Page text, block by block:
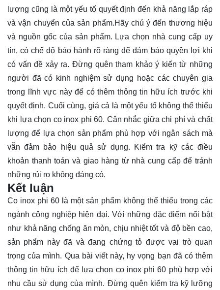
lượng cũng là một yếu tố quyết định đến khả năng lắp ráp
và vận chuyển của sản phẩm.Hãy chú ý đến thương hiệu
và nguồn gốc của sản phẩm. Lựa chọn nhà cung cấp uy
tín, có chế độ bảo hành rõ ràng để đảm bảo quyền lợi khi
có vấn đề xảy ra. Đừng quên tham khảo ý kiến từ những
người đã có kinh nghiệm sử dụng hoặc các chuyên gia
trong lĩnh vực này để có thêm thông tin hữu ích trước khi
quyết định. Cuối cùng, giá cả là một yếu tố không thể thiếu
khi lựa chọn co inox phi 60. Cân nhắc giữa chi phí và chất
lượng để lựa chọn sản phẩm phù hợp với ngân sách mà
vẫn đảm bảo hiệu quả sử dụng. Kiểm tra kỹ các điều
khoản thanh toán và giao hàng từ nhà cung cấp để tránh
những rủi ro không đáng có.
Kết luận
Co inox phi 60 là một sản phẩm không thể thiếu trong các
ngành công nghiệp hiện đại. Với những đặc điểm nổi bật
như khả năng chống ăn mòn, chịu nhiệt tốt và độ bền cao,
sản phẩm này đã và đang chứng tỏ được vai trò quan
trọng của mình. Qua bài viết này, hy vọng bạn đã có thêm
thông tin hữu ích để lựa chọn co inox phi 60 phù hợp với
nhu cầu sử dụng của mình. Đừng quên kiểm tra kỹ lưỡng